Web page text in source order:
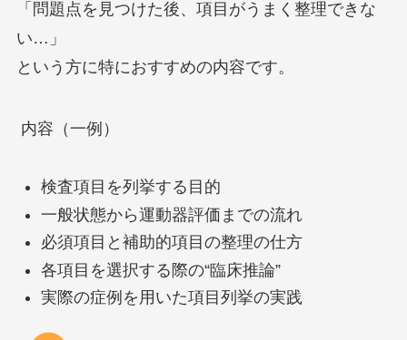
「問題点を見つけた後、項目がうまく整理できな
い…」
という方に特におすすめの内容です。
内容（一例）
検査項目を列挙する目的
一般状態から運動器評価までの流れ
必須項目と補助的項目の整理の仕方
各項目を選択する際の“臨床推論”
実際の症例を用いた項目列挙の実践